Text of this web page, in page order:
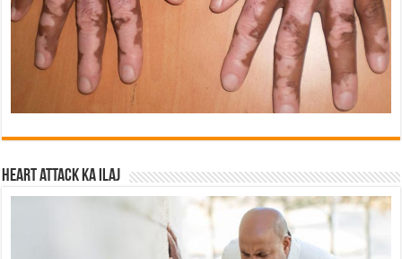
Heart attack ka ilaj